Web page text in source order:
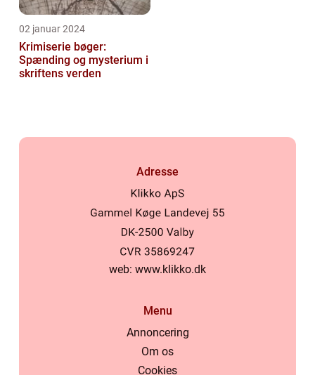
02 januar 2024
Krimiserie bøger:
Spænding og mysterium i
skriftens verden
Adresse
web: www.klikko.dk
Menu
Annoncering
Om os
Cookies